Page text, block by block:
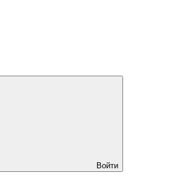
Войти